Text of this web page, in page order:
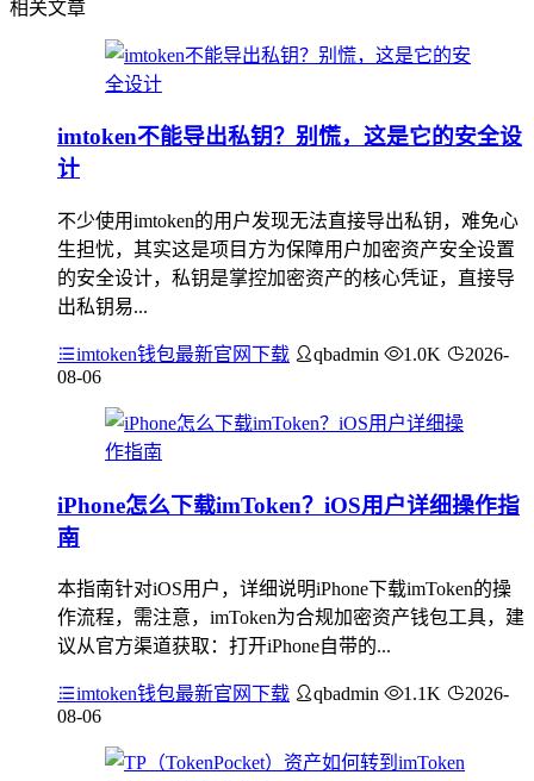
相关文章
imtoken不能导出私钥？别慌，这是它的安全设
计
不少使用imtoken的用户发现无法直接导出私钥，难免心
生担忧，其实这是项目方为保障用户加密资产安全设置
的安全设计，私钥是掌控加密资产的核心凭证，直接导
出私钥易...
imtoken钱包最新官网下载 qbadmin 1.0K
2026-
08-06
iPhone怎么下载imToken？iOS用户详细操作指
南
本指南针对iOS用户，详细说明iPhone下载imToken的操
作流程，需注意，imToken为合规加密资产钱包工具，建
议从官方渠道获取：打开iPhone自带的...
imtoken钱包最新官网下载 qbadmin 1.1K
2026-
08-06